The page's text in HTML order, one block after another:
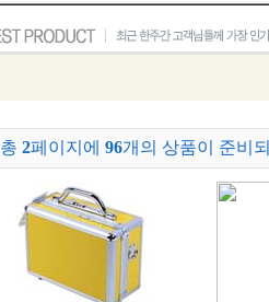
총 2페이지에 96개의 상품이 준비